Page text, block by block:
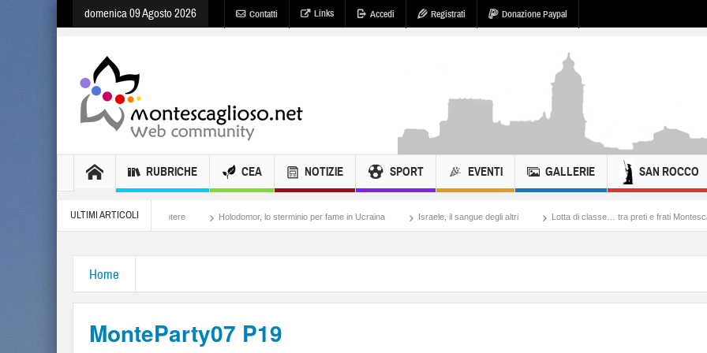
domenica 09 Agosto 2026 Contatti Links Accedi Registrati Donazione Paypal
RUBRICHE CEA NOTIZIE SPORT EVENTI GALLERIE SAN ROCCO
ULTIMI ARTICOLI
Meloni, il lamento al potere Holodomor, lo sterminio per fame in Ucraina Israele, il sangue degli altri Lotta di classe… tra preti e frati Montescaglioso
Home
MonteParty07 P19